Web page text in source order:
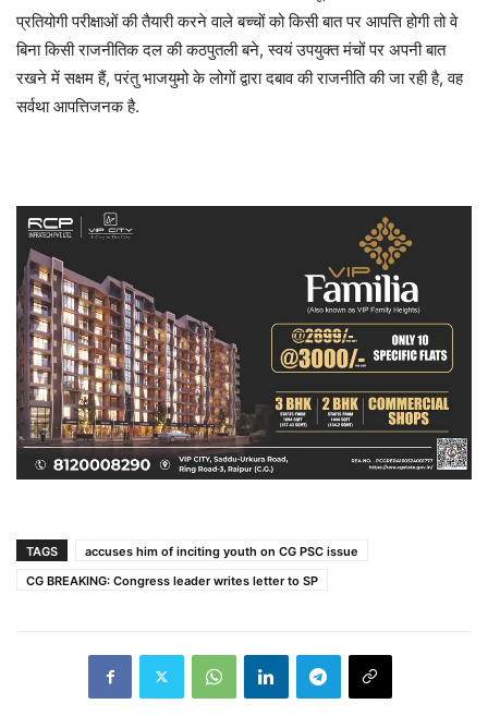
प्रतियोगी परीक्षाओं की तैयारी करने वाले बच्चों को किसी बात पर आपत्ति होगी तो वे
बिना किसी राजनीतिक दल की कठपुतली बने, स्वयं उपयुक्त मंचों पर अपनी बात
रखने में सक्षम हैं, परंतु भाजयुमो के लोगों द्वारा दबाव की राजनीति की जा रही है, वह
सर्वथा आपत्तिजनक है.
TAGS
accuses him of inciting youth on CG PSC issue
CG BREAKING: Congress leader writes letter to SP